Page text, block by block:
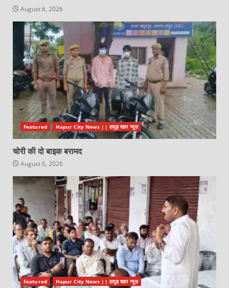
August 6, 2026
Featured Hapur City News || हापुड़ शहर न्यूज़
चोरी की दो बाइक बरामद
August 6, 2026
Featured Hapur City News || हापुड़ शहर न्यूज़